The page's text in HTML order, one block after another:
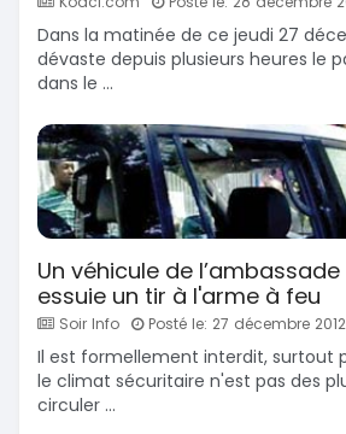
Dans la matinée de ce jeudi 27
dévaste depuis plusieurs heures le
dans le ...
Un véhicule de
essuie un tir à l'arme à feu
Soir Info Posté le: 27 décembre 2012
Il est formellement interdit, surtout
le climat sécuritaire n'est pas des
circuler ...